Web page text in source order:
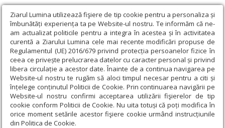
Ziarul Lumina utilizează fişiere de tip cookie pentru a personaliza și
îmbunătăți experiența ta pe Website-ul nostru. Te informăm că ne-
am actualizat politicile pentru a integra în acestea și în activitatea
curentă a Ziarului Lumina cele mai recente modificări propuse de
Regulamentul (UE) 2016/679 privind protecția persoanelor fizice în
ceea ce privește prelucrarea datelor cu caracter personal și privind
libera circulație a acestor date. Înainte de a continua navigarea pe
Website-ul nostru te rugăm să aloci timpul necesar pentru a citi și
înțelege conținutul Politicii de Cookie. Prin continuarea navigării pe
Website-ul nostru confirmi acceptarea utilizării fişierelor de tip
cookie conform Politicii de Cookie. Nu uita totuși că poți modifica în
orice moment setările acestor fişiere cookie urmând instrucțiunile
din Politica de Cookie.
Ziarul Lumina › Actualitate religioasă › Știri › Un nou pangar
eparhial deschis la Buzău
Un nou pangar eparhial deschis la Buzău